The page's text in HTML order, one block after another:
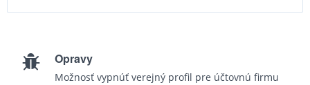
Opravy
Možnosť vypnúť verejný profil pre účtovnú firmu